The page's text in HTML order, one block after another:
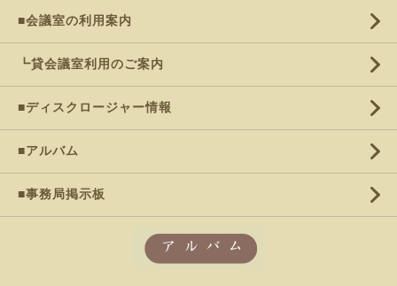
■会議室の利用案内
┗貸会議室利用のご案内
■ディスクロージャー情報
■アルバム
■事務局掲示板